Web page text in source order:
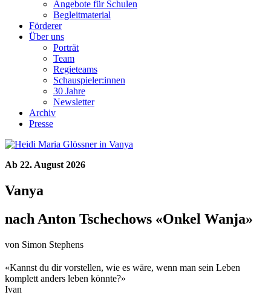
Angebote für Schulen
Begleitmaterial
Förderer
Über uns
Porträt
Team
Regieteams
Schauspieler:innen
30 Jahre
Newsletter
Archiv
Presse
Ab 22. August 2026
Vanya
nach Anton Tschechows «Onkel Wanja»
von Simon Stephens
«Kannst du dir vorstellen, wie es wäre, wenn man sein Leben
komplett anders leben könnte?»
Ivan